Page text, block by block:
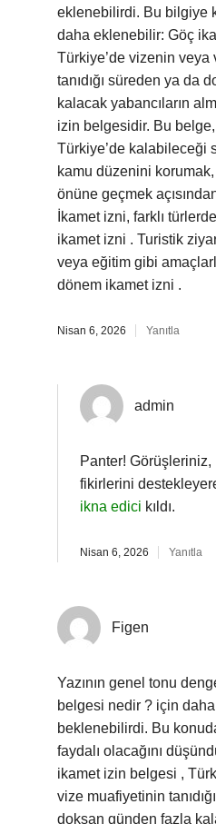
eklenebilirdi. Bu bilgiye
daha eklenebilir: Göç
Türkiye’de vizenin veya
tanıdığı süreden ya da
kalacak yabancıların
izin belgesidir. Bu belge,
Türkiye’de kalabileceği
kamu düzenini
önüne geçmek
İkamet izni, farklı
ikamet izni . Turistik
veya eğitim gibi
dönem ikamet izni .
Nisan 6, 2026 Yanıtla
admin
Panter!
fikirlerini
ikna edici kıldı.
Nisan 6, 2026 Yanıtla
Figen
Yazının genel tonu
belgesi nedir ? için
beklenebilirdi. Bu
faydalı olacağını
ikamet izin belgesi ,
vize muafiyetinin
doksan günden fazla